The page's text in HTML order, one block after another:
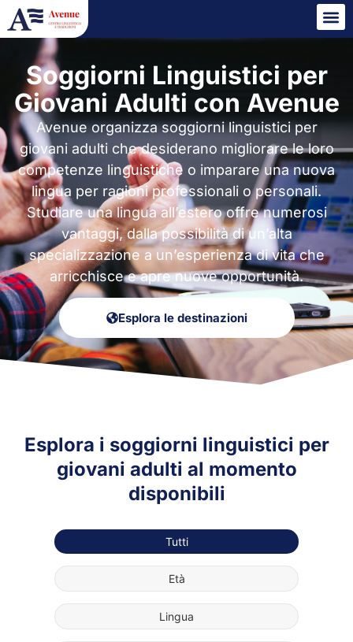
Soggiorni Linguistici per
Giovani Adulti con Avenue
Avenue organizza soggiorni linguistici per
giovani adulti che desiderano migliorare le loro
competenze linguistiche o imparare una nuova
lingua per ragioni professionali o personali.
Studiare una lingua all’estero offre numerosi
vantaggi, dalla possibilità di un’alta
specializzazione a un’esperienza di vita che
arricchisce e apre nuove opportunità.
Esplora le destinazioni
Esplora i soggiorni linguistici per
giovani adulti al momento
disponibili
Tutti
Età
Lingua